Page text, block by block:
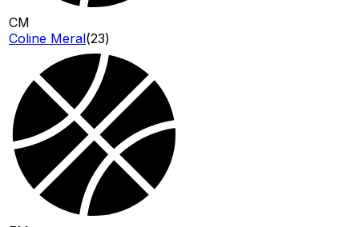
CM
Coline Meral(23)